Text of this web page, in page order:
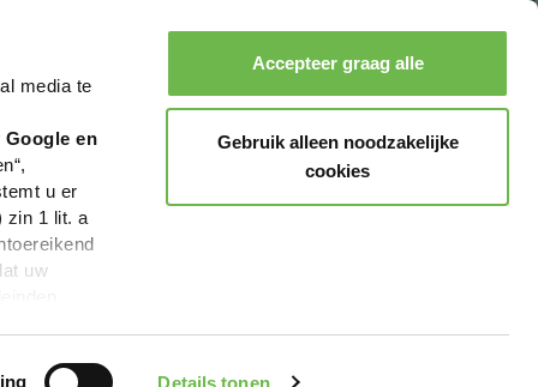
media te
en
u er
zin 1 lit. a
uw
Details tonen
Accepteer graag alle
Gebruik alleen noodzakelijke
cookies
Boeken Menu